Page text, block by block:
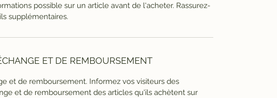
possible sur un article avant de l'acheter. Rassurez-
supplémentaires.
ET DE REMBOURSEMENT
et de remboursement. Informez vos visiteurs des
et de remboursement des articles qu'ils achètent sur